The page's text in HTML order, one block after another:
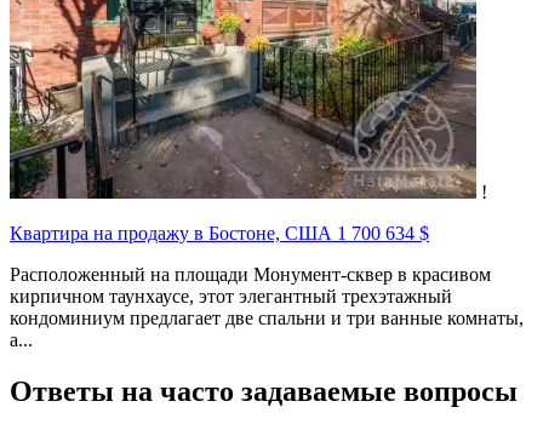
!
Квартира на продажу в Бостоне, США 1 700 634 $
Расположенный на площади Монумент-сквер в красивом
кирпичном таунхаусе, этот элегантный трехэтажный
кондоминиум предлагает две спальни и три ванные комнаты,
а...
Ответы на часто задаваемые вопросы